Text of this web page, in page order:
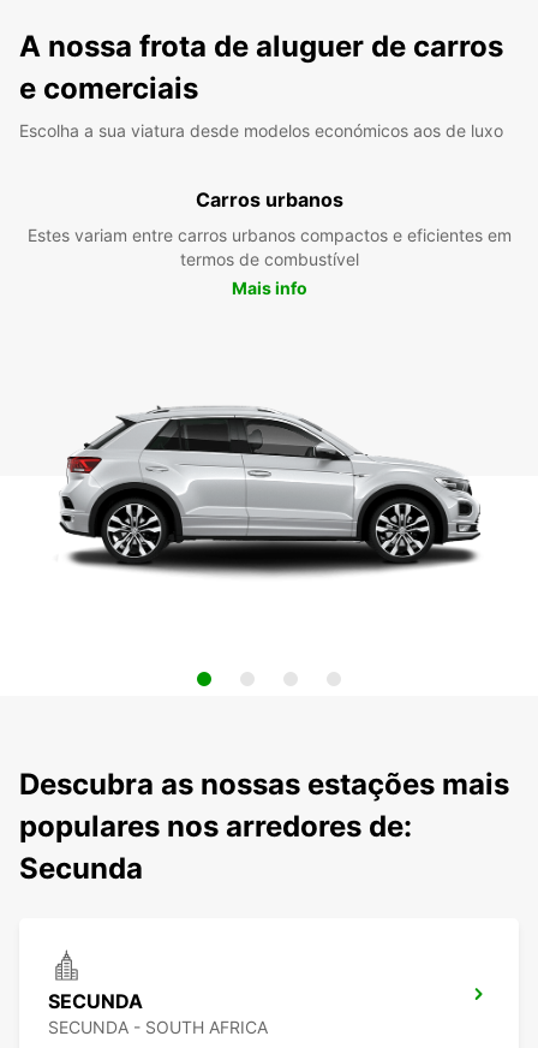
A nossa frota de aluguer de carros
e comerciais
Escolha a sua viatura desde modelos económicos aos de luxo
Carros urbanos
Estes variam entre carros urbanos compactos e eficientes em
termos de combustível
Mais info
Descubra as nossas estações mais
populares nos arredores de:
Secunda
SECUNDA
SECUNDA - SOUTH AFRICA